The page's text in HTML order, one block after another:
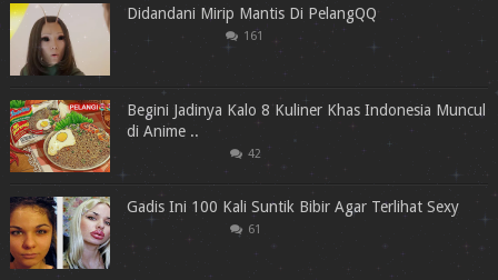
Didandani Mirip Mantis Di PelangQQ
161
Begini Jadinya Kalo 8 Kuliner Khas Indonesia Muncul
di Anime ..
42
Gadis Ini 100 Kali Suntik Bibir Agar Terlihat Sexy
61